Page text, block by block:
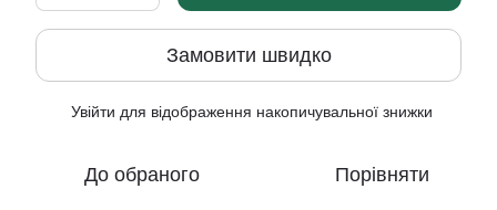
Замовити швидко
Увійти для відображення накопичувальної знижки
До обраного Порівняти